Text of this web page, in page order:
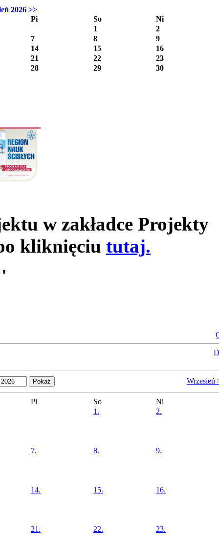
2026 >>
Pi
So
Ni
1
2
7
8
9
14
15
16
21
22
23
28
29 30
w zakładce Projekty
kliknięciu tutaj.
'
Wrzesień
Pi So
Ni
1.
2.
7. 8. 9.
14. 15. 16.
21. 22. 23.